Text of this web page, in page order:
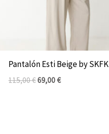
Pantalón Esti Beige by SKFK
115,00€69,00€